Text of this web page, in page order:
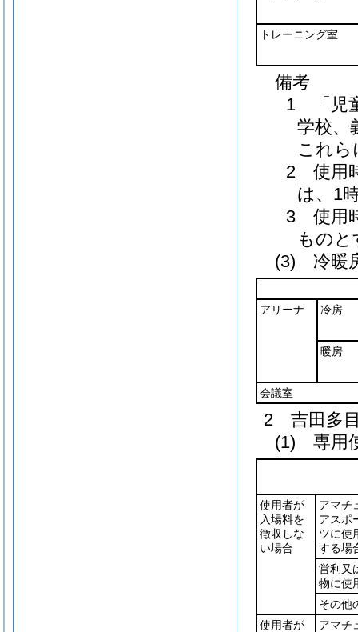
トレーニング室
備考
1 「児
学校、
これら
2 使用
は、1
3 使用
もの
(3) 冷暖
アリーナ 冷房
暖房
会議室
2 吉田多
(1) 専用
使用者が
入場料を
徴収しな
い場合
アマチ
アスポ
ツに使
する場
営利又
物に使
その他
使用者が
アマチ